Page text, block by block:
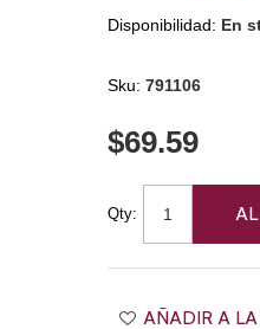
Disponibilidad: En
Sku: 791106
$69.59
Qty: